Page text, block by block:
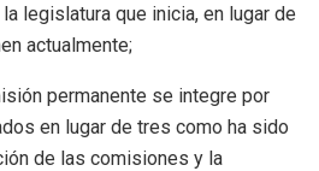
legislatura que inicia, en lugar de
actualmente;
permanente se integre por
en lugar de tres como ha sido
de las comisiones y la